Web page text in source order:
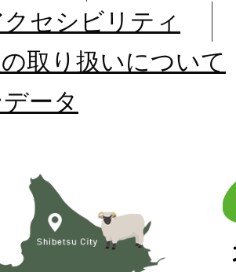
セシビリティ
取り扱いについて
ータ